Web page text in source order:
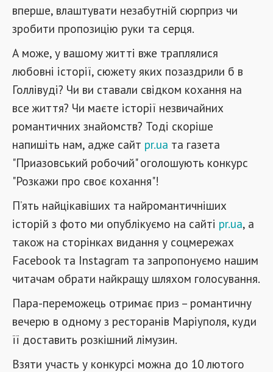
вперше, влаштувати незабутній сюрприз чи
зробити пропозицію руки та серця.
А може, у вашому житті вже траплялися
любовні історії, сюжету яких позаздрили б в
Голлівуді? Чи ви ставали свідком кохання на
все життя? Чи маєте історії незвичайних
романтичних знайомств? Тоді скоріше
напишіть нам, адже сайт pr.ua та газета
"Приазовський робочий" оголошують конкурс
"Розкажи про своє кохання"!
П’ять найцікавіших та найромантичніших
історій з фото ми опублікуємо на сайті pr.ua, а
також на сторінках видання у соцмережах
Facebook та Instagram та запропонуємо нашим
читачам обрати найкращу шляхом голосування.
Пара-переможець отримає приз – романтичну
вечерю в одному з ресторанів Маріуполя, куди
її доставить розкішний лімузин.
Взяти участь у конкурсі можна до 10 лютого